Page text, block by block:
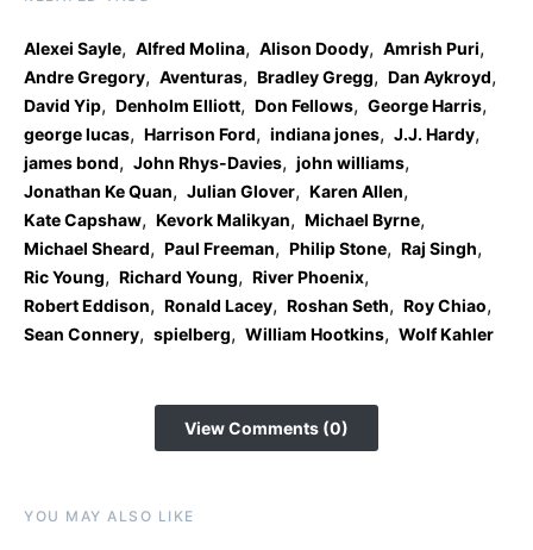
Alexei Sayle, Alfred Molina, Alison Doody, Amrish Puri,
Andre Gregory, Aventuras, Bradley Gregg, Dan Aykroyd,
David Yip, Denholm Elliott, Don Fellows, George Harris,
george lucas, Harrison Ford, indiana jones, J.J. Hardy,
james bond, John Rhys-Davies, john williams,
Jonathan Ke Quan, Julian Glover, Karen Allen,
Kate Capshaw, Kevork Malikyan, Michael Byrne,
Michael Sheard, Paul Freeman, Philip Stone, Raj Singh,
Ric Young, Richard Young, River Phoenix,
Robert Eddison, Ronald Lacey, Roshan Seth, Roy Chiao,
Sean Connery, spielberg, William Hootkins, Wolf Kahler
View Comments (0)
YOU MAY ALSO LIKE